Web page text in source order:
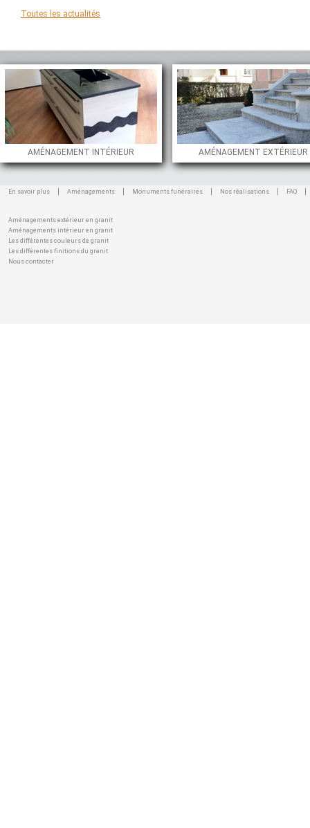
Toutes les actualités
AMÉNAGEMENT INTÉRIEUR AMÉNAGEMENT EXTÉRIEUR
En savoir plus Aménagements Monuments funéraires Nos réalisations FAQ
Aménagements extérieur en granit
Aménagements intérieur en granit
Les différentes couleurs de granit
Les différentes finitions du granit
Nous contacter